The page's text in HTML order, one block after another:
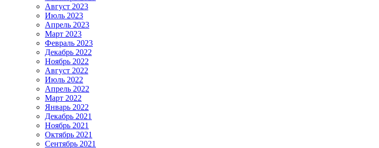
Август 2023
Июль 2023
Апрель 2023
Март 2023
Февраль 2023
Декабрь 2022
Ноябрь 2022
Август 2022
Июль 2022
Апрель 2022
Март 2022
Январь 2022
Декабрь 2021
Ноябрь 2021
Октябрь 2021
Сентябрь 2021